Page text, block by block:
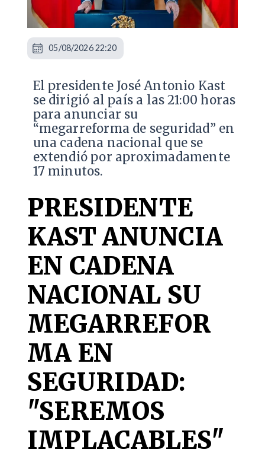
El presidente José Antonio Kast
se dirigió al país a las 21:00 horas
para anunciar su
“megarreforma de seguridad” en
una cadena nacional que se
extendió por aproximadamente
17 minutos.
PRESIDENTE
KAST ANUNCIA
EN CADENA
NACIONAL SU
MEGARREFOR
MA EN
SEGURIDAD:
"SEREMOS
IMPLACABLES"
05/08/2026 22:20